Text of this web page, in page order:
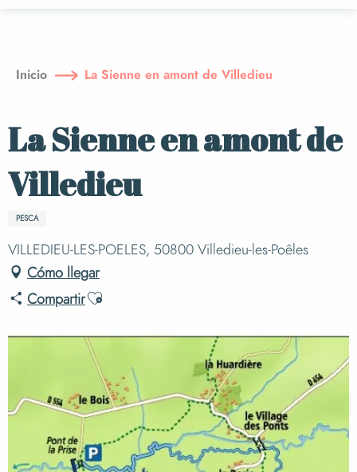
principal
Inicio La Sienne en amont de Villedieu
La Sienne en amont de
Villedieu
PESCA
VILLEDIEU-LES-POELES, 50800 Villedieu-les-Poêles
Cómo llegar
CompartirAjouter aux favoris